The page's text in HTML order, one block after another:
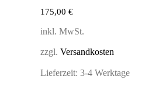
175,00 €
inkl. MwSt.
zzgl. Versandkosten
Lieferzeit: 3-4 Werktage